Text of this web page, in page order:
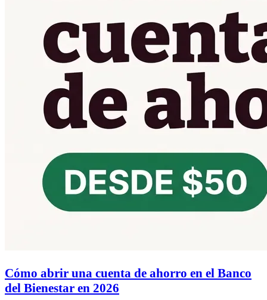
Cómo abrir una cuenta de ahorro en el Banco
del Bienestar en 2026